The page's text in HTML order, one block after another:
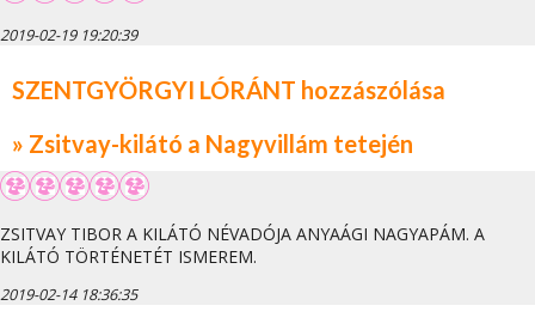
2019-02-19 19:20:39
SZENTGYÖRGYI LÓRÁNT hozzászólása
» Zsitvay-kilátó a Nagyvillám tetején
ZSITVAY TIBOR A KILÁTÓ NÉVADÓJA ANYAÁGI NAGYAPÁM. A
KILÁTÓ TÖRTÉNETÉT ISMEREM.
2019-02-14 18:36:35